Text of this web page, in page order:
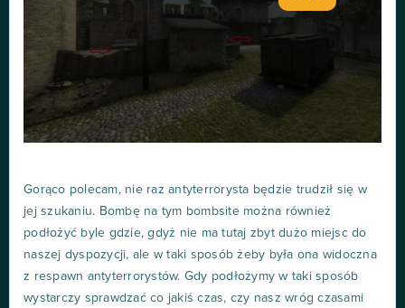
Gorąco polecam, nie raz antyterrorysta będzie trudził się w
jej szukaniu. Bombę na tym bombsite można również
podłożyć byle gdzie, gdyż nie ma tutaj zbyt dużo miejsc do
naszej dyspozycji, ale w taki sposób żeby była ona widoczna
z respawn antyterrorystów. Gdy podłożymy w taki sposób
wystarczy sprawdzać co jakiś czas, czy nasz wróg czasami